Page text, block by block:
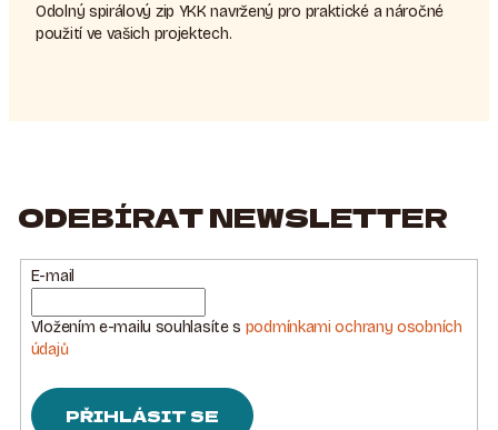
Odolný spirálový zip YKK navržený pro praktické a náročné
použití ve vašich projektech.
ODEBÍRAT NEWSLETTER
E-mail
Vložením e-mailu souhlasíte s podmínkami ochrany osobních
údajů
PŘIHLÁSIT SE